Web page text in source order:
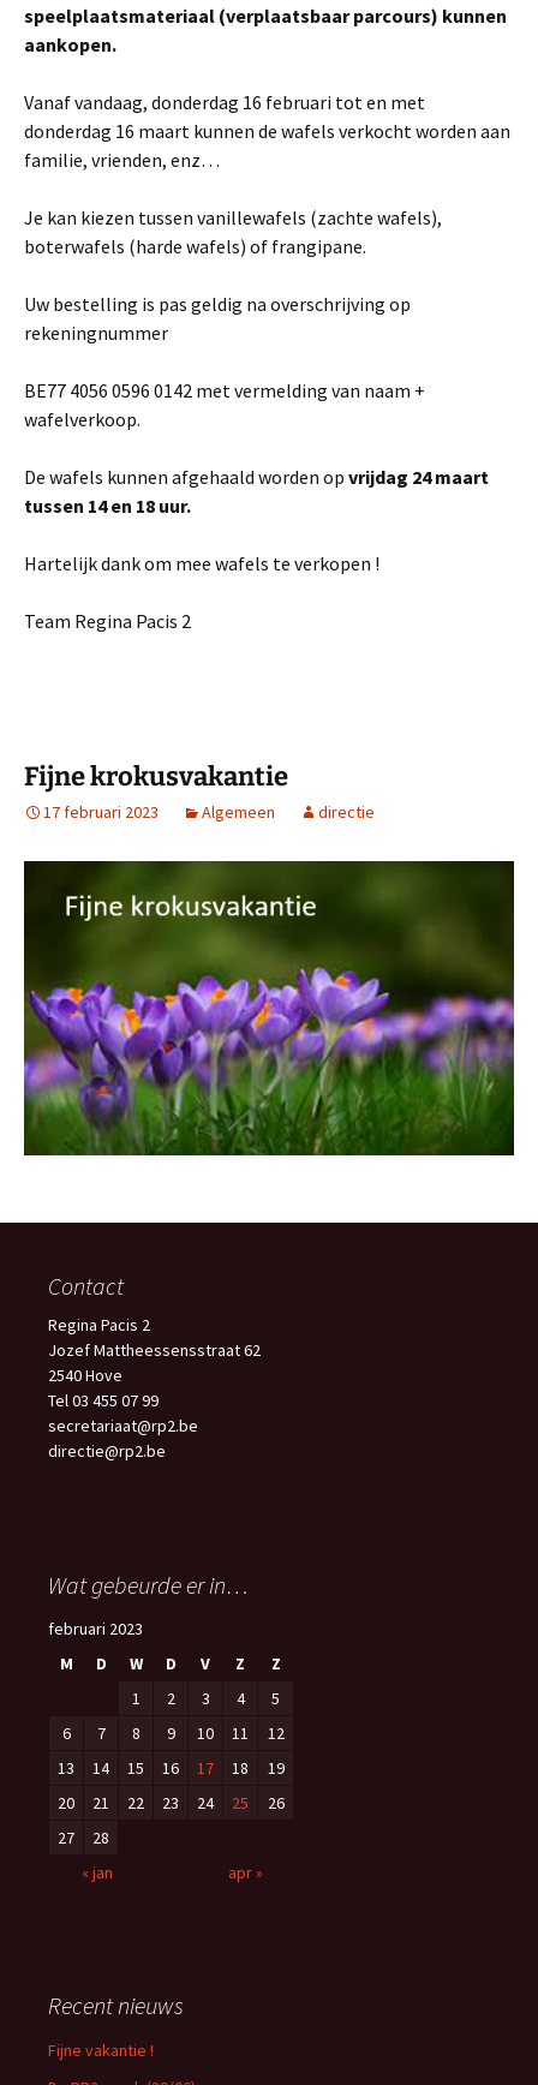
speelplaatsmateriaal (verplaatsbaar parcours) kunnen
aankopen.
Vanaf vandaag, donderdag 16 februari tot en met
donderdag 16 maart kunnen de wafels verkocht worden aan
familie, vrienden, enz…
Je kan kiezen tussen vanillewafels (zachte wafels),
boterwafels (harde wafels) of frangipane.
Uw bestelling is pas geldig na overschrijving op
rekeningnummer
BE77 4056 0596 0142 met vermelding van naam +
wafelverkoop.
De wafels kunnen afgehaald worden op vrijdag 24 maart
tussen 14 en 18 uur.
Hartelijk dank om mee wafels te verkopen !
Team Regina Pacis 2
Fijne krokusvakantie
17 februari 2023 Algemeen directie
Contact
Regina Pacis 2
Jozef Mattheessensstraat 62
2540 Hove
Tel 03 455 07 99
secretariaat@rp2.be
directie@rp2.be
Wat gebeurde er in…
februari 2023
M
D W D V Z
Z
1
2 3 4
5
6
7 8 9 10 11
12
13
14 15 16 17 18
19
20
21 22 23 24 25
26
27
28
« jan
apr »
Recent nieuws
Fijne vakantie !